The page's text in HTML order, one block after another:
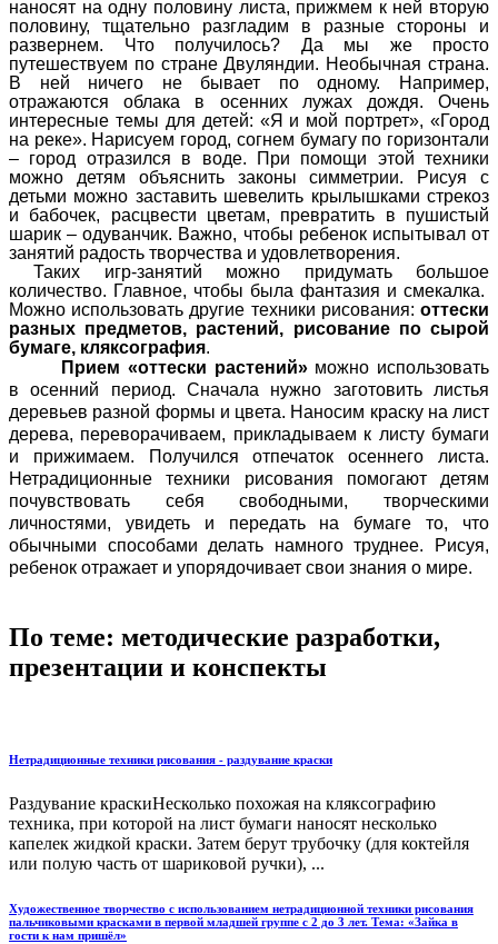
наносят на одну половину листа, прижмем к ней вторую
половину, тщательно разгладим в разные стороны и
развернем. Что получилось? Да мы же просто
путешествуем по стране Двуляндии. Необычная страна.
В ней ничего не бывает по одному. Например,
отражаются облака в осенних лужах дождя. Очень
интересные темы для детей: «Я и мой портрет», «Город
на реке». Нарисуем город, согнем бумагу по горизонтали
– город отразился в воде. При помощи этой техники
можно детям объяснить законы симметрии. Рисуя с
детьми можно заставить шевелить крылышками стрекоз
и бабочек, расцвести цветам, превратить в пушистый
шарик – одуванчик. Важно, чтобы ребенок испытывал от
занятий радость творчества и удовлетворения.
Таких игр-занятий можно придумать большое
количество. Главное, чтобы была фантазия и смекалка.
Можно использовать другие техники рисования: оттески
разных предметов, растений, рисование по сырой
бумаге, кляксография.
Прием «оттески растений»можно использовать
в осенний период. Сначала нужно заготовить листья
деревьев разной формы и цвета. Наносим краску на лист
дерева, переворачиваем, прикладываем к листу бумаги
и прижимаем. Получился отпечаток осеннего листа.
Нетрадиционные техники рисования помогают детям
почувствовать себя свободными, творческими
личностями, увидеть и передать на бумаге то, что
обычными способами делать намного труднее. Рисуя,
ребенок отражает и упорядочивает свои знания о мире.
По теме: методические разработки,
презентации и конспекты
Нетрадиционные техники рисования - раздувание краски
Раздувание краскиНесколько похожая на кляксографию
техника, при которой на лист бумаги наносят несколько
капелек жидкой краски. Затем берут трубочку (для коктейля
или полую часть от шариковой ручки), ...
Художественное творчество с использованием нетрадиционной техники рисования
пальчиковыми красками в первой младшей группе с 2 до 3 лет. Тема: «Зайка в
гости к нам пришёл»